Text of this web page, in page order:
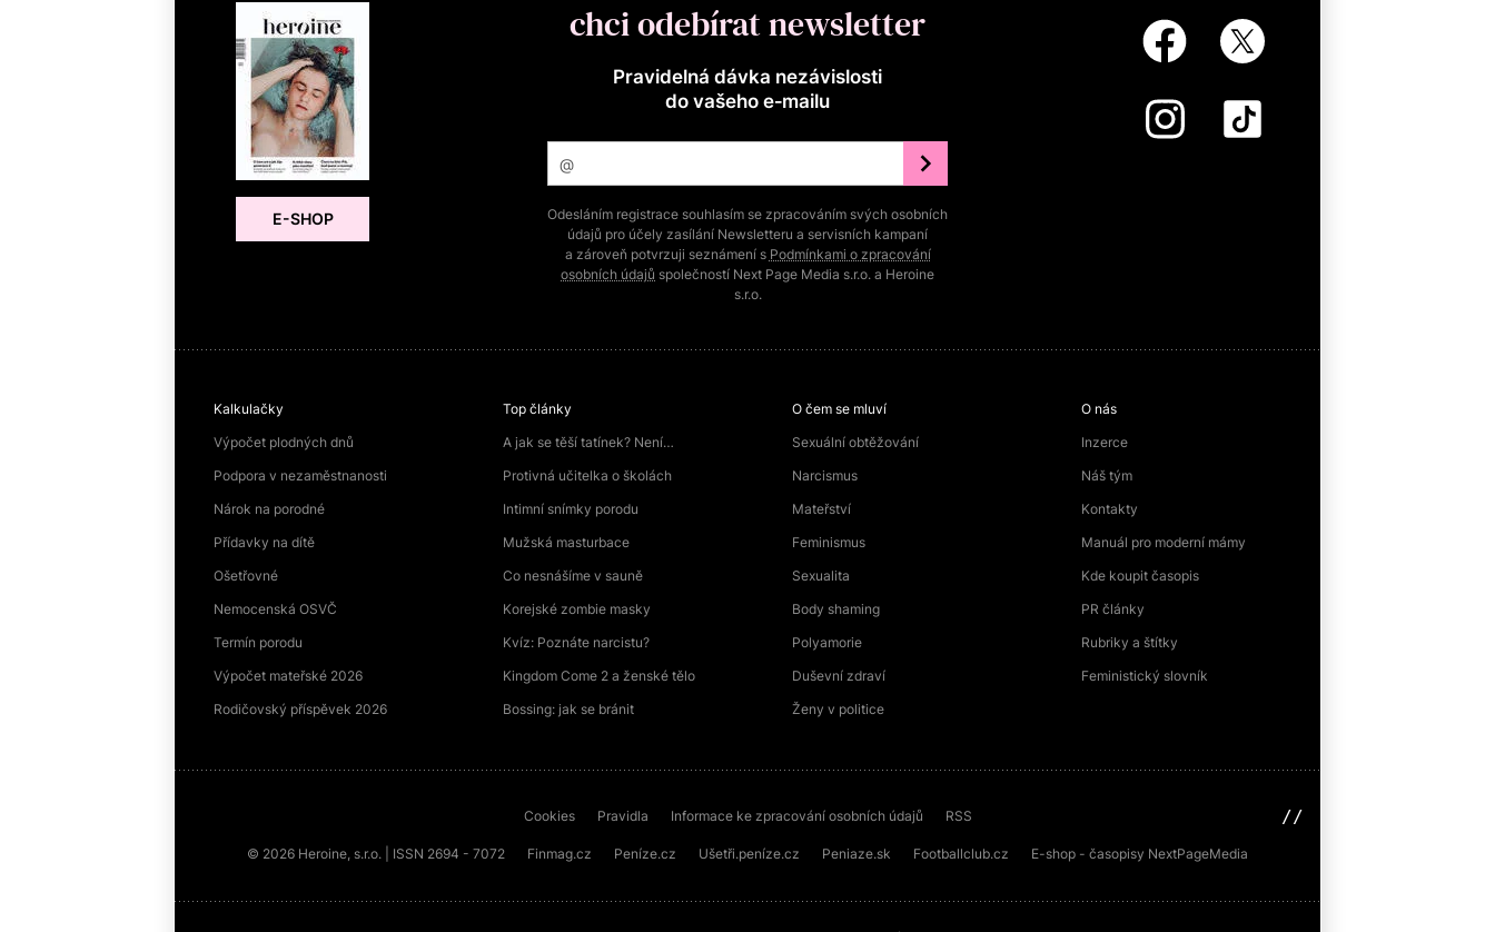
E-SHOP
chci odebírat newsletter
Pravidelná dávka nezávislosti
do vašeho e‑mailu
Odesláním registrace souhlasím se zpracováním svých osobních
údajů pro účely zasílání Newsletteru a servisních kampaní
a zároveň potvrzuji seznámení s Podmínkami o zpracování
osobních údajů společností Next Page Media s.r.o. a Heroine
s.r.o.
Kalkulačky
Výpočet plodných dnů
Podpora v nezaměstnanosti
Nárok na porodné
Přídavky na dítě
Ošetřovné
Nemocenská OSVČ
Termín porodu
Výpočet mateřské 2026
Rodičovský příspěvek 2026
Top články
A jak se těší tatínek? Není…
Protivná učitelka o školách
Intimní snímky porodu
Mužská masturbace
Co nesnášíme v sauně
Korejské zombie masky
Kvíz: Poznáte narcistu?
Kingdom Come 2 a ženské tělo
Bossing: jak se bránit
O čem se mluví
Sexuální obtěžování
Narcismus
Mateřství
Feminismus
Sexualita
Body shaming
Polyamorie
Duševní zdraví
Ženy v politice
O nás
Inzerce
Náš tým
Kontakty
Manuál pro moderní mámy
Kde koupit časopis
PR články
Rubriky a štítky
Feministický slovník
Cookies Pravidla Informace ke zpracování osobních údajů RSS
© 2026 Heroine, s.r.o. | ISSN 2694 - 7072 Finmag.cz Peníze.cz Ušetři.peníze.cz Peniaze.sk Footballclub.cz E-shop - časopisy NextPageMedia